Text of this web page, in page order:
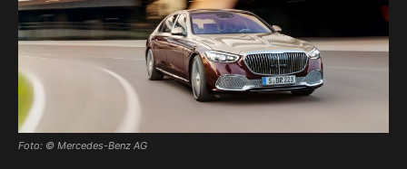
Foto: © Mercedes-Benz AG